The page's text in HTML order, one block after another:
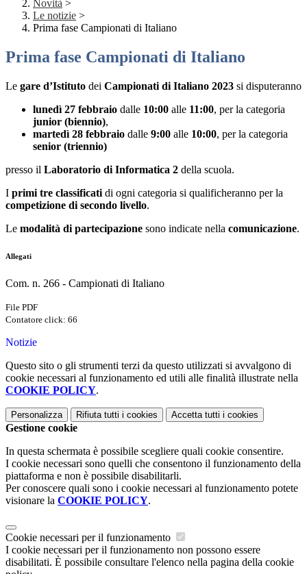
Novità >
Le notizie >
Prima fase Campionati di Italiano
Prima fase Campionati di Italiano
Le gare d’Istituto dei Campionati di Italiano 2023 si disputeranno
lunedì 27 febbraio dalle 10:00 alle 11:00, per la categoria
junior (biennio),
martedì 28 febbraio dalle 9:00 alle 10:00, per la categoria
senior (triennio)
presso il Laboratorio di Informatica 2 della scuola.
I primi tre classificati di ogni categoria si qualificheranno per la
competizione di secondo livello.
Le modalità di partecipazione sono indicate nella comunicazione.
Allegati
Com. n. 266 - Campionati di Italiano
File PDF
Contatore click: 66
Notizie
Questo sito o gli strumenti terzi da questo utilizzati si avvalgono di
cookie necessari al funzionamento ed utili alle finalità illustrate nella
COOKIE POLICY.
Personalizza Rifiuta tutti i cookies Accetta tutti i cookies
Gestione cookie
In questa schermata è possibile scegliere quali cookie consentire.
I cookie necessari sono quelli che consentono il funzionamento della
piattaforma e non è possibile disabilitarli.
Per conoscere quali sono i cookie necessari al funzionamento potete
visionare la COOKIE POLICY.
Cookie necessari per il funzionamento
I cookie necessari per il funzionamento non possono essere
disabilitati. È possibile consultare l'elenco nella pagina della cookie